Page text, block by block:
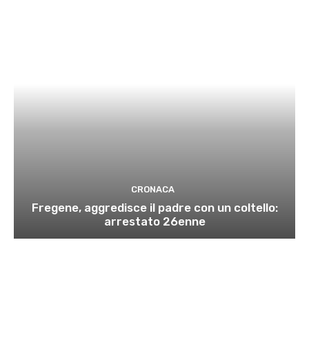
CRONACA
Fregene, aggredisce il padre con un coltello:
arrestato 26enne